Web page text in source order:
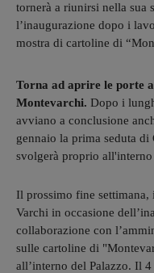
tornerà a riunirsi nella sua
l’inaugurazione dopo i
mostra di cartoline di
Torna ad aprire le porte
Montevarchi. Dopo i
avviano a conclusione
gennaio la prima seduta
svolgerà proprio all'interno
Il prossimo fine
Varchi in occasione
collaborazione con
sulle cartoline di
all’interno del Palazzo. Il